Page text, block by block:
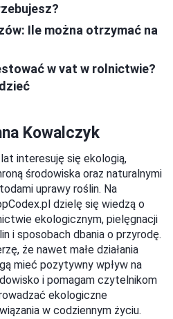
Ile można otrzymać na
w vat w rolnictwie?
Kowalczyk
interesuję się ekologią,
środowiska oraz naturalnymi
uprawy roślin. Na
dzielę się wiedzą o
ekologicznym, pielęgnacji
i sposobach dbania o przyrodę.
że nawet małe działania
mieć pozytywny wpływ na
i pomagam czytelnikom
ekologiczne
w codziennym życiu.